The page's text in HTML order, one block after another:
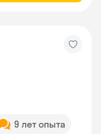
9 лет опыта